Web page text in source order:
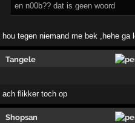
en n00b?? dat is geen woord
hou tegen niemand me bek ,hehe ga
Tangele
ach flikker toch op
Shopsan